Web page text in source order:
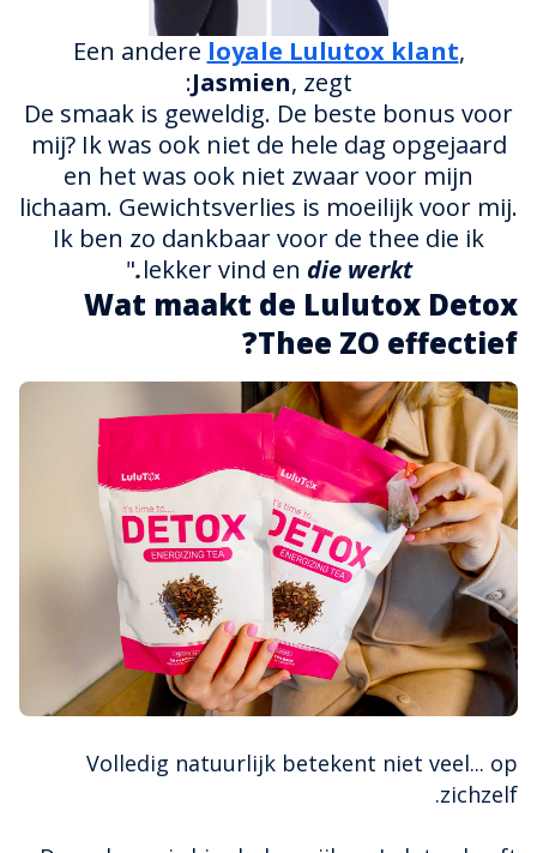
Een andere loyale Lulutox klant,
Jasmien, zegt:
De smaak is geweldig. De beste bonus voor
mij? Ik was ook niet de hele dag opgejaard
en het was ook niet zwaar voor mijn
lichaam. Gewichtsverlies is moeilijk voor mij.
Ik ben zo dankbaar voor de thee die ik
lekker vind en die werkt.
"
Wat maakt de Lulutox Detox
Thee ZO effectief?
Volledig natuurlijk betekent niet veel... op
zichzelf.